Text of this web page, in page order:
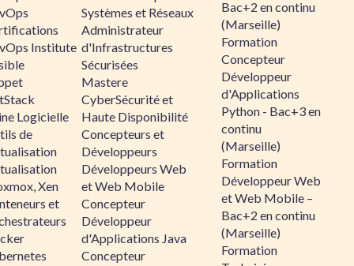
Institute
Logicielle
de
Xen
et
Systèmes et Réseaux
Administrateur
d'Infrastructures
Sécurisées
Mastere
CyberSécurité et
Haute Disponibilité
Concepteurs et
Développeurs
Développeurs Web
et Web Mobile
Concepteur
Développeur
d'Applications Java
Concepteur
Bac+2 en continu
(Marseille)
Formation
Concepteur
Développeur
d'Applications
Python - Bac+3 en
continu
(Marseille)
Formation
Développeur Web
et Web Mobile –
Bac+2 en continu
(Marseille)
Formation